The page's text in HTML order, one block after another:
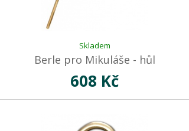
Skladem
Berle pro Mikuláše - hůl
608 Kč